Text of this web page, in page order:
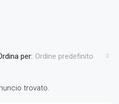
per: Ordine predefinito
trovato.